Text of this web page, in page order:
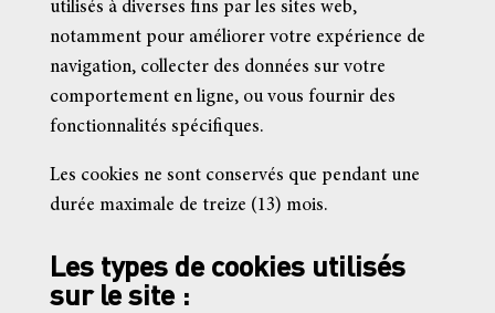
utilisés à diverses fins par les sites web,
notamment pour améliorer votre expérience de
navigation, collecter des données sur votre
comportement en ligne, ou vous fournir des
fonctionnalités spécifiques.
Les cookies ne sont conservés que pendant une
durée maximale de treize (13) mois.
Les types de cookies utilisés
sur le site :